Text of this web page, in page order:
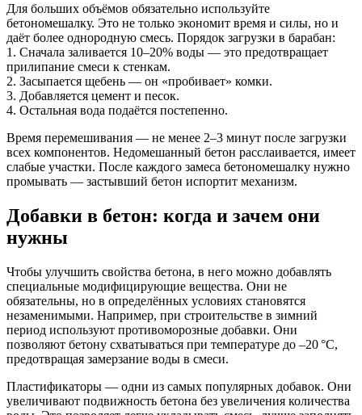
Для больших объёмов обязательно используйте
бетономешалку. Это не только экономит время и силы, но и
даёт более однородную смесь. Порядок загрузки в барабан:
1. Сначала заливается 10–20% воды — это предотвращает
прилипание смеси к стенкам.
2. Засыпается щебень — он «пробивает» комки.
3. Добавляется цемент и песок.
4. Остальная вода подаётся постепенно.
Время перемешивания — не менее 2–3 минут после загрузки
всех компонентов. Недомешанный бетон расслаивается, имеет
слабые участки. После каждого замеса бетономешалку нужно
промывать — застывший бетон испортит механизм.
Добавки в бетон: когда и зачем они
нужны
Чтобы улучшить свойства бетона, в него можно добавлять
специальные модифицирующие вещества. Они не
обязательны, но в определённых условиях становятся
незаменимыми. Например, при строительстве в зимний
период используют противоморозные добавки. Они
позволяют бетону схватываться при температуре до –20 °C,
предотвращая замерзание воды в смеси.
Пластификаторы — одни из самых популярных добавок. Они
увеличивают подвижность бетона без увеличения количества